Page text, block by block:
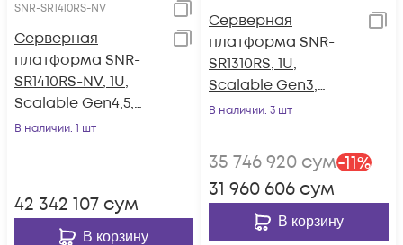
SNR-SR1410RS-NV
Серверная
платформа SNR-
SR1410RS-NV, 1U,
Scalable Gen4,5,
DDR5,
В наличии: 1 шт
42 342 107 сум
В корзину
Серверная
платформа SNR-
SR1310RS, 1U,
Scalable Gen3,
DDR4, 10xHDD,
В наличии: 3 шт
35 746 920 сум-11%
31 960 606 сум
В корзину